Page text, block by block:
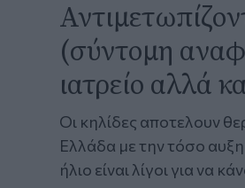
(σύντομη
ιατρείο αλλά
Οι κηλίδες αποτελουν
Ελλάδα με την τόσο
ήλιο είναι λίγοι για να